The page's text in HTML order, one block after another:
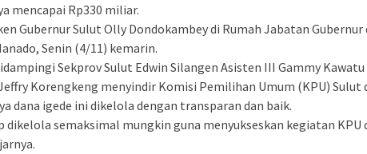
mencapai Rp330 miliar.
Gubernur Sulut Olly Dondokambey di Rumah Jabatan Gubernur
Senin (4/11) kemarin.
Sekprov Sulut Edwin Silangen Asisten III Gammy Kawatu
Korengkeng menyindir Komisi Pemilihan Umum (KPU) Sulut
dana igede ini dikelola dengan transparan dan baik.
dikelola semaksimal mungkin guna menyukseskan kegiatan KPU